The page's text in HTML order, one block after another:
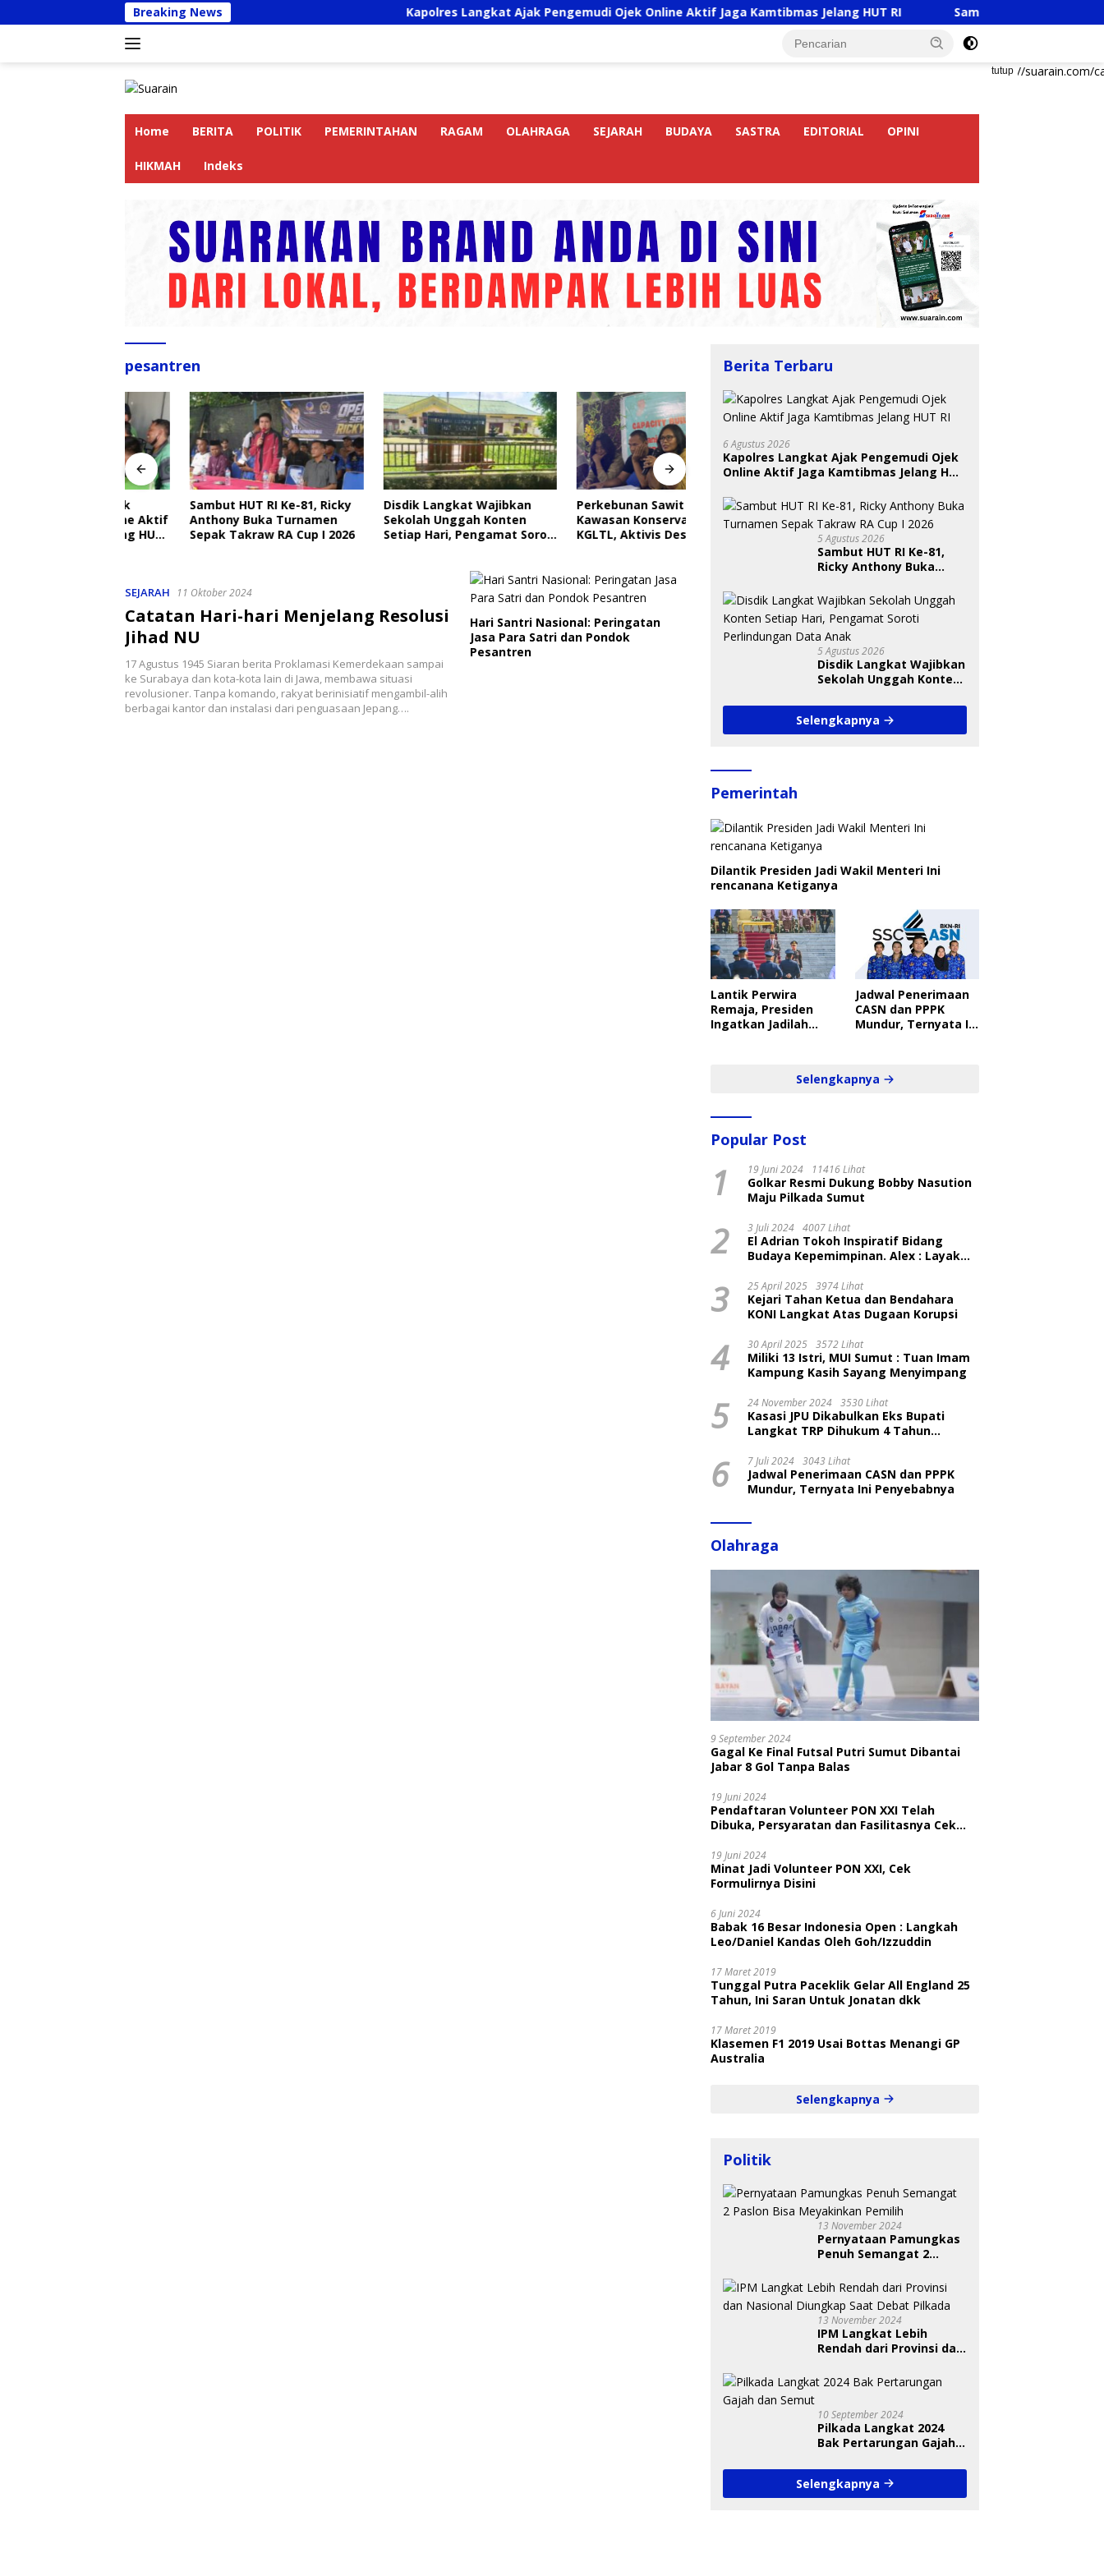
ke
Breaking News Kapolres Langkat Ajak Pengemudi Ojek Online Aktif Jaga Kamtibmas Jelang HUT RI Sambut HUT RI Ke-81, Ricky Anthony
tutup
https://suarain.com/
Home BERITA POLITIK PEMERINTAHAN RAGAM OLAHRAGA SEJARAH BUDAYA SASTRA EDITORIAL OPINI
HIKMAH Indeks
pesantren
Sambut HUT RI Ke-81, Ricky
Anthony Buka Turnamen
Sepak Takraw RA Cup I 2026
Disdik Langkat Wajibkan
Sekolah Unggah Konten
Setiap Hari, Pengamat Soroti
Perkebunan Sawit Kepung
Kawasan Konservasi SM
KGLTL, Aktivis Desak
Indri Nugraheni: Festival
Sayang Anak Harus Jadi
Gerakan Berkelanjutan
Perlindungan Anak
BKSDA Segera Evaluasi
Perkebunan Sawit di
Langkat
SEJARAH 11 Oktober 2024
Catatan Hari-hari Menjelang Resolusi
Jihad NU
17 Agustus 1945 Siaran berita Proklamasi Kemerdekaan sampai
ke Surabaya dan kota-kota lain di Jawa, membawa situasi
revolusioner. Tanpa komando, rakyat berinisiatif mengambil-alih
berbagai kantor dan instalasi dari penguasaan Jepang….
Hari Santri Nasional: Peringatan
Jasa Para Satri dan Pondok
Pesantren
Berita Terbaru
6 Agustus 2026
Kapolres Langkat Ajak Pengemudi Ojek
Online Aktif Jaga Kamtibmas Jelang HUT
5 Agustus 2026
Sambut HUT RI Ke-81,
Ricky Anthony Buka
Takraw RA Cup I 2026
5 Agustus 2026
Disdik Langkat Wajibkan
Sekolah Unggah Konten
Soroti Perlindungan
Data Anak
Selengkapnya
Pemerintah
Dilantik Presiden Jadi Wakil Menteri Ini
rencanana Ketiganya
Lantik Perwira
Remaja, Presiden
Ingatkan Jadilah
Jadwal Penerimaan
CASN dan PPPK
Mundur, Ternyata Ini
Selengkapnya
Popular Post
1 19 Juni 2024 11416 Lihat
Golkar Resmi Dukung Bobby Nasution
Maju Pilkada Sumut
2 3 Juli 2024 4007 Lihat
El Adrian Tokoh Inspiratif Bidang
Budaya Kepemimpinan. Alex : Layak
3 25 April 2025 3974 Lihat
Kejari Tahan Ketua dan Bendahara
KONI Langkat Atas Dugaan Korupsi
4 30 April 2025 3572 Lihat
Miliki 13 Istri, MUI Sumut : Tuan Imam
Kampung Kasih Sayang Menyimpang
5 24 November 2024 3530 Lihat
Kasasi JPU Dikabulkan Eks Bupati
Langkat TRP Dihukum 4 Tahun
6 7 Juli 2024 3043 Lihat
Jadwal Penerimaan CASN dan PPPK
Mundur, Ternyata Ini Penyebabnya
Olahraga
9 September 2024
Gagal Ke Final Futsal Putri Sumut Dibantai
Jabar 8 Gol Tanpa Balas
19 Juni 2024
Pendaftaran Volunteer PON XXI Telah
Dibuka, Persyaratan dan Fasilitasnya Cek
19 Juni 2024
Minat Jadi Volunteer PON XXI, Cek
Formulirnya Disini
6 Juni 2024
Babak 16 Besar Indonesia Open : Langkah
Leo/Daniel Kandas Oleh Goh/Izzuddin
17 Maret 2019
Tunggal Putra Paceklik Gelar All England 25
Tahun, Ini Saran Untuk Jonatan dkk
17 Maret 2019
Klasemen F1 2019 Usai Bottas Menangi GP
Australia
Selengkapnya
Politik
13 November 2024
Pernyataan Pamungkas
Penuh Semangat 2
Pemilih
13 November 2024
IPM Langkat Lebih
Rendah dari Provinsi dan
Debat Pilkada
10 September 2024
Pilkada Langkat 2024
Bak Pertarungan Gajah
Selengkapnya